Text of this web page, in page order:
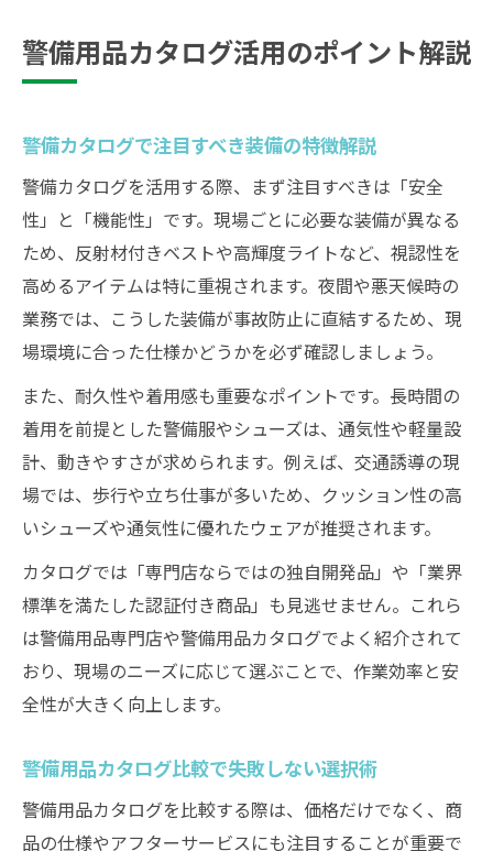
警備用品カタログ活用のポイント解説
警備カタログで注目すべき装備の特徴解説
警備カタログを活用する際、まず注目すべきは「安全
性」と「機能性」です。現場ごとに必要な装備が異なる
ため、反射材付きベストや高輝度ライトなど、視認性を
高めるアイテムは特に重視されます。夜間や悪天候時の
業務では、こうした装備が事故防止に直結するため、現
場環境に合った仕様かどうかを必ず確認しましょう。
また、耐久性や着用感も重要なポイントです。長時間の
着用を前提とした警備服やシューズは、通気性や軽量設
計、動きやすさが求められます。例えば、交通誘導の現
場では、歩行や立ち仕事が多いため、クッション性の高
いシューズや通気性に優れたウェアが推奨されます。
カタログでは「専門店ならではの独自開発品」や「業界
標準を満たした認証付き商品」も見逃せません。これら
は警備用品専門店や警備用品カタログでよく紹介されて
おり、現場のニーズに応じて選ぶことで、作業効率と安
全性が大きく向上します。
警備用品カタログ比較で失敗しない選択術
警備用品カタログを比較する際は、価格だけでなく、商
品の仕様やアフターサービスにも注目することが重要で